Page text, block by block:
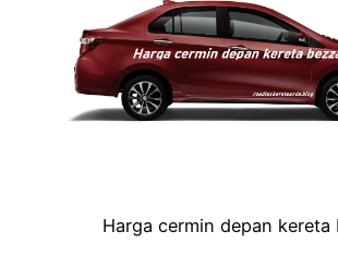
Harga cermin depan kereta